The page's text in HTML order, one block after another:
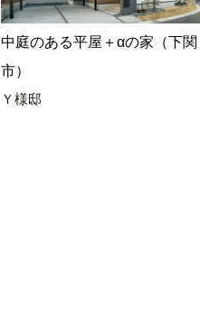
中庭のある平屋＋αの家（下関
市）
Ｙ様邸